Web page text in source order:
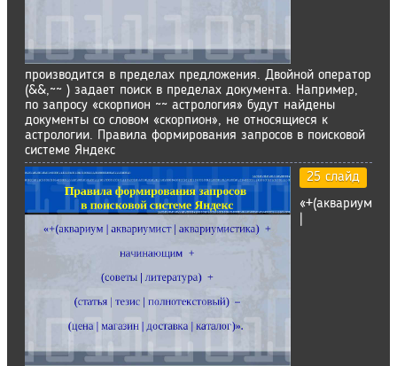
производится в пределах предложения. Двойной оператор
(&&,~~ ) задает поиск в пределах документа. Например,
по запросу «скорпион ~~ астрология» будут найдены
документы со словом «скорпион», не относящиеся к
астрологии. Правила формирования запросов в поисковой
системе Яндекс
25 слайд
«+(аквариум